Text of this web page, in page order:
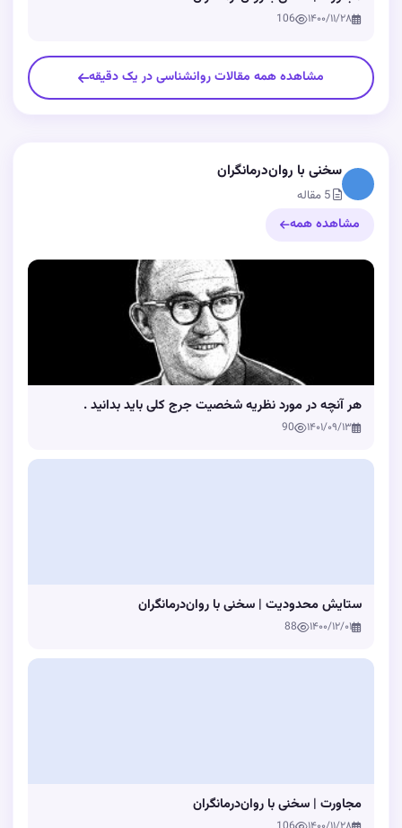
۱۴۰۰/۱۱/۲۸ 106
مشاهده همه مقالات روانشناسی در یک دقیقه
سخنی با روان‌درمانگران
مشاهده همه
هر آنچه در مورد نظریه شخصیت جرج کلی باید بدانید .
۱۴۰۱/۰۹/۱۳ 90
ستایش محدودیت | سخنی با روان‌درمانگران
۱۴۰۰/۱۲/۰۱ 88
مجاورت | سخنی با روان‌درمانگران